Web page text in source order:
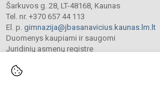
Šarkuvos g. 28, LT-48168, Kaunas
Tel. nr. +370 657 44 113
El. p. gimnazija@jbasanavicius.kaunas.lm.lt
Duomenys kaupiami ir saugomi
Juridinių asmenų registre